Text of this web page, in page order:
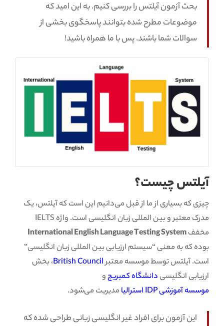
بحث آزمون آیلتس را بررسی کنیم. به این امید که
موضوعات مطرح شده بتوانند پاسخگوی بخشی از
سوالات شما باشند. پس با ما همراه باشید!
آیلتس چیست؟
چیزی که بسیاری از ما از قبل می‌دانیم این است که آیلتس، یک
مدرک معتبر و بین المللی زبان انگلیسی است. واژه IELTS
مخففInternational English Language Testing System
بوده که به معنی “سیستم ارزیابی بین المللی زبان انگلیسی”
است. آیلتس توسط موسسه معتبرBritish Council، بخش
ارزیابی انگلیسیدانشگاه کمبریجو
موسسه آموزشی IDP استرالیا
مدیریت می‌شود.
این آزمون برای افراد غیر انگلیسی زبانی طراحی شده که